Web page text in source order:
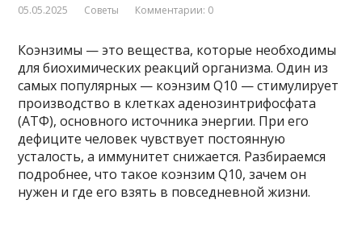
05.05.2025 Советы Комментарии: 0
Коэнзимы — это вещества, которые необходимы
для биохимических реакций организма. Один из
самых популярных — коэнзим Q10 — стимулирует
производство в клетках аденозинтрифосфата
(АТФ), основного источника энергии. При его
дефиците человек чувствует постоянную
усталость, а иммунитет снижается. Разбираемся
подробнее, что такое коэнзим Q10, зачем он
нужен и где его взять в повседневной жизни.